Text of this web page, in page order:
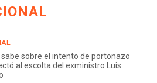
sabe sobre el intento de portonazo
al escolta del exministro Luis